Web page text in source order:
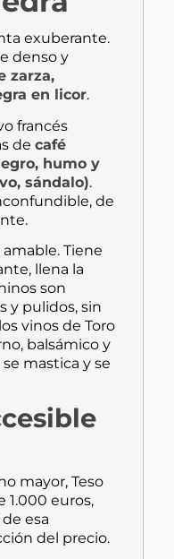
exuberante.
denso y
zarza,
en licor.
francés
decafé
humo y
sándalo).
de
Tiene
llena la
son
y pulidos, sin
vinos de Toro
balsámico y
mastica y se
mayor,Teso
1.000 euros,
esa
del precio.